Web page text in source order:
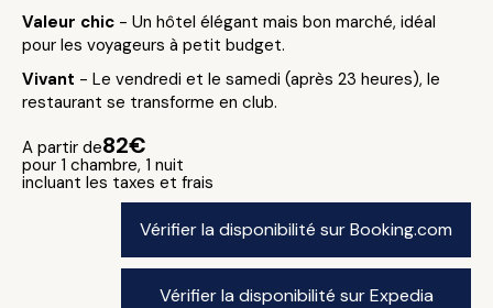
Valeur chic - Un hôtel élégant mais bon marché, idéal
pour les voyageurs à petit budget.
Vivant - Le vendredi et le samedi (après 23 heures), le
restaurant se transforme en club.
A partir de82€
pour 1 chambre, 1 nuit
incluant les taxes et frais
Vérifier la disponibilité sur Booking.com
Vérifier la disponibilité sur Expedia